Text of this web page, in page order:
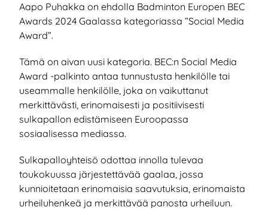
Aapo Puhakka on ehdolla Badminton Europen BEC
Awards 2024 Gaalassa kategoriassa ”Social Media
Award”.
Tämä on aivan uusi kategoria. BEC:n Social Media
Award -palkinto antaa tunnustusta henkilölle tai
useammalle henkilölle, joka on vaikuttanut
merkittävästi, erinomaisesti ja positiivisesti
sulkapallon edistämiseen Euroopassa
sosiaalisessa mediassa.
Sulkapalloyhteisö odottaa innolla tulevaa
toukokuussa järjestettävää gaalaa, jossa
kunnioitetaan erinomaisia ​​saavutuksia, erinomaista
urheiluhenkeä ja merkittävää panosta urheiluun.